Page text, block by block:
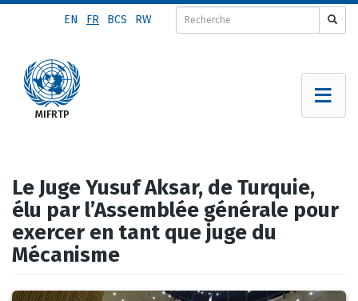
principal
EN FR BCS RW
Le Juge Yusuf Aksar, de Turquie,
élu par l’Assemblée générale pour
exercer en tant que juge du
Mécanisme